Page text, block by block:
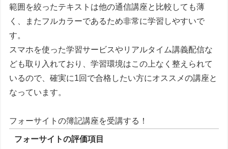
範囲を絞ったテキストは他の通信講座と比較しても薄
く、またフルカラーであるため非常に学習しやすいで
す。
スマホを使った学習サービスやリアルタイム講義配信な
ども取り入れており、学習環境はこの上なく整えられて
いるので、確実に1回で合格したい方にオススメの講座と
なっています。
フォーサイトの簿記講座を受講する！
フォーサイトの評価項目